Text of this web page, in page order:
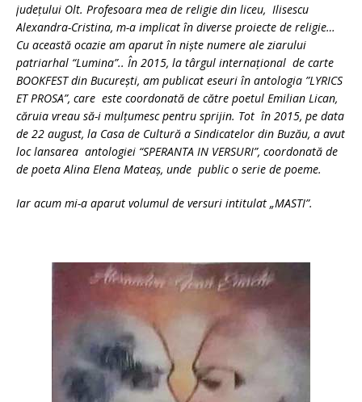
județului Olt. Profesoara mea de religie din liceu, Ilisescu
Alexandra-Cristina, m-a implicat în diverse proiecte de religie…
Cu această ocazie am aparut în niște numere ale ziarului
patriarhal “Lumina”.. În 2015, la târgul internațional de carte
BOOKFEST din București, am publicat eseuri în antologia ”LYRICS
ET PROSA”, care este coordonată de către poetul Emilian Lican,
căruia vreau să-i mulțumesc pentru sprijin. Tot în 2015, pe data
de 22 august, la Casa de Cultură a Sindicatelor din Buzău, a avut
loc lansarea antologiei “SPERANTA IN VERSURI”, coordonată de
de poeta Alina Elena Mateaș, unde public o serie de poeme.
Iar acum mi-a aparut volumul de versuri intitulat „MASTI”.